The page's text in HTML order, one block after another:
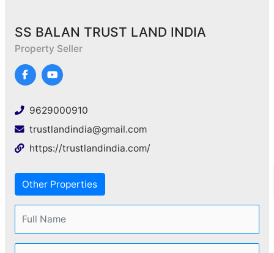
SS BALAN TRUST LAND INDIA
Property Seller
9629000910
trustlandindia@gmail.com
https://trustlandindia.com/
Other Properties